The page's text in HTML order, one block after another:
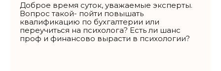
Доброе время суток, уважаемые эксперты.
Вопрос такой- пойти повышать
квалификацию по бухгалтерии или
переучиться на психолога? Есть ли шанс
проф и финансово вырасти в психологии?